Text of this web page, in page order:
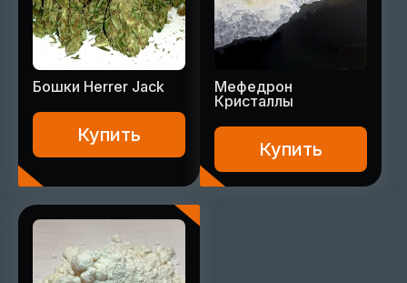
Бошки Herrer Jack
Купить
Мефедрон
Кристаллы
Купить